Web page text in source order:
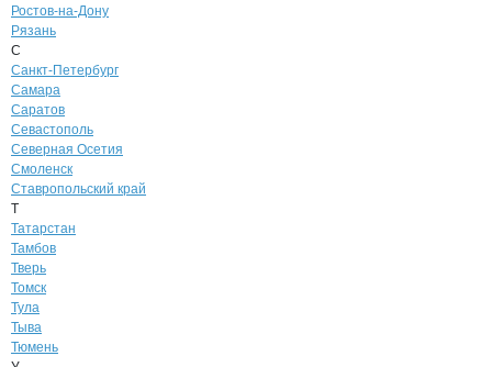
Ростов-на-Дону
Рязань
С
Санкт-Петербург
Самара
Саратов
Севастополь
Северная Осетия
Смоленск
Ставропольский край
Т
Татарстан
Тамбов
Тверь
Томск
Тула
Тыва
Тюмень